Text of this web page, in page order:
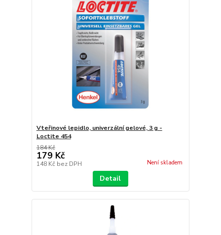
Vteřinové lepidlo, univerzální gelové, 3 g -
Loctite 454
184 Kč
179 Kč
148 Kč bez DPH Není skladem
Detail